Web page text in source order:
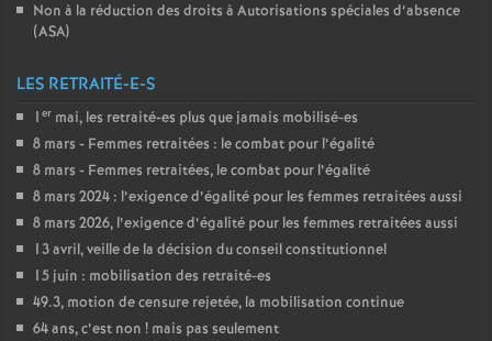
Non à la réduction des droits à Autorisations spéciales d’absence
(ASA)
LES RETRAITÉ-E-S
1 er mai, les retraité-es plus que jamais mobilisé-es
8 mars - Femmes retraitées : le combat pour l’égalité
8 mars - Femmes retraitées, le combat pour l’égalité
8 mars 2024 : l’exigence d’égalité pour les femmes retraitées aussi
8 mars 2026, l’exigence d’égalité pour les femmes retraitées aussi
13 avril, veille de la décision du conseil constitutionnel
15 juin : mobilisation des retraité-es
49.3, motion de censure rejetée, la mobilisation continue
64 ans, c’est non ! mais pas seulement